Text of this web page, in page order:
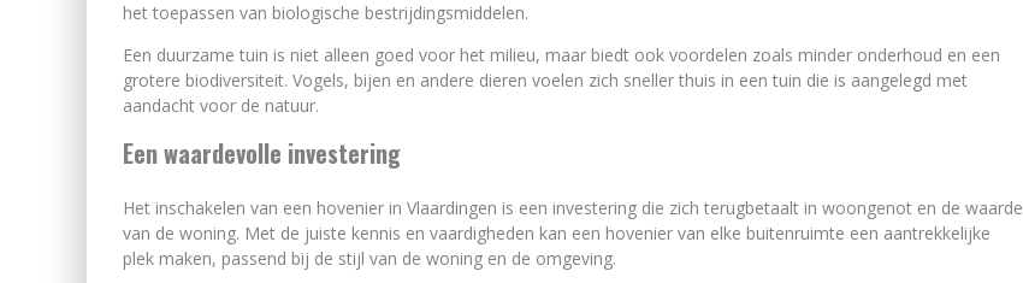
het toepassen van biologische bestrijdingsmiddelen.
Een duurzame tuin is niet alleen goed voor het milieu, maar biedt ook voordelen zoals minder onderhoud en een
grotere biodiversiteit. Vogels, bijen en andere dieren voelen zich sneller thuis in een tuin die is aangelegd met
aandacht voor de natuur.
Een waardevolle investering
Het inschakelen van een hovenier in Vlaardingen is een investering die zich terugbetaalt in woongenot en de waarde
van de woning. Met de juiste kennis en vaardigheden kan een hovenier van elke buitenruimte een aantrekkelijke
plek maken, passend bij de stijl van de woning en de omgeving.